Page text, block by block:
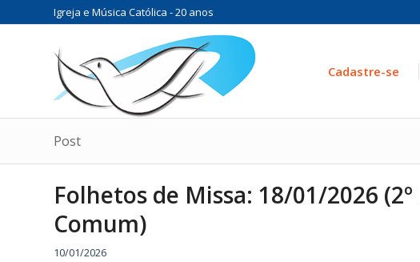
Igreja e Música Católica - 20 anos
Cadastre-se
Post
Folhetos de Missa: 18/01/2026
Comum)
10/01/2026